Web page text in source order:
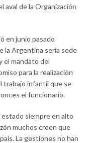
aval de la Organización
en junio pasado
la Argentina sería sede
el mandato del
para la realización
trabajo infantil que se
el funcionario.
siempre en alto
muchos creen que
La gestiones no han